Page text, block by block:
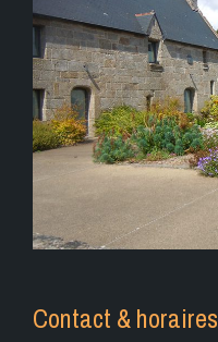
Contact & horaires